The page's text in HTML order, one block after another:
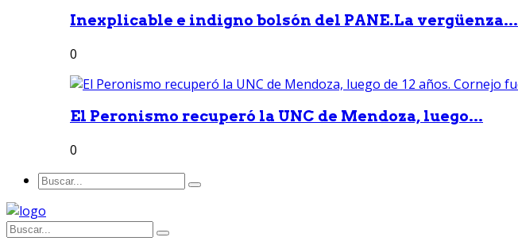
Inexplicable e indigno bolsón del PANE.La vergüenza...
0
El Peronismo recuperó la UNC de Mendoza, luego...
0